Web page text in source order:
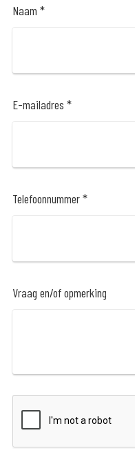
Naam *
E-mailadres *
Telefoonnummer *
Vraag en/of opmerking